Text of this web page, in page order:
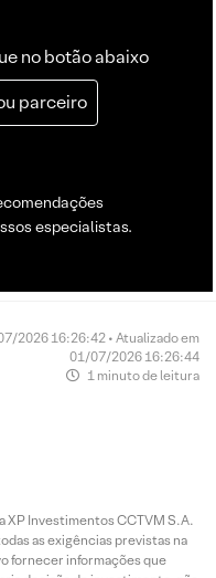
no botão abaixo
parceiro
especialistas.
2026 16:26:42 • Atualizado em
01/07/2026 16:26:44
1 minuto de leitura
XP Investimentos CCTVM S.A.
as exigências previstas na
fornecer informações que